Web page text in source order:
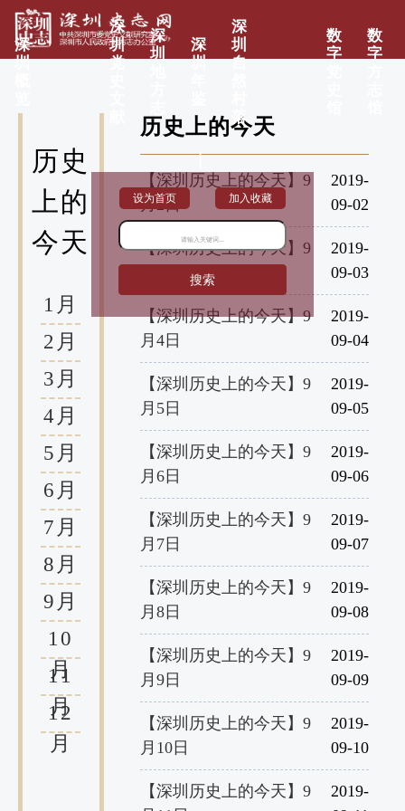
深
圳
深
圳
党
深
圳
深
圳
深
圳
自
落
数
字
数
字
|
设为首页 加入收藏
搜索
历史
上的
今天
1月
2月
3月
4月
5月
6月
7月
8月
9月
10
月
11
月
12
月
历史上的今天
【深圳历史上的今天】9
月2日
2019-
09-02
【深圳历史上的今天】9
2019-
09-03
【深圳历史上的今天】9
月4日
2019-
09-04
【深圳历史上的今天】9
月5日
2019-
09-05
【深圳历史上的今天】9
月6日
2019-
09-06
【深圳历史上的今天】9
月7日
2019-
09-07
【深圳历史上的今天】9
月8日
2019-
09-08
【深圳历史上的今天】9
月9日
2019-
09-09
【深圳历史上的今天】9
月10日
2019-
09-10
【深圳历史上的今天】9
2019-